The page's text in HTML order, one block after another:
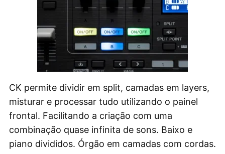
CK permite dividir em split, camadas em layers,
misturar e processar tudo utilizando o painel
frontal. Facilitando a criação com uma
combinação quase infinita de sons. Baixo e
piano divididos. Órgão em camadas com cordas.